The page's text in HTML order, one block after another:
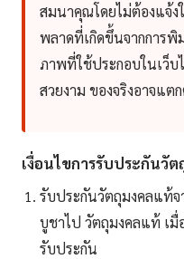
สมนาคุณโดยไม่ต้องแจ้
พลาดที่เกิดขึ้นจากการพิ
ภาพที่ใช้ประกอบในเว็
สวยงาม ของจริงอาจแต
เงื่อนไขการรับประกันวัต
รับประกันวัตถุมงคลแท้จ
บูชาไป วัตถุมงคลแท้ เมื่
รับประกัน